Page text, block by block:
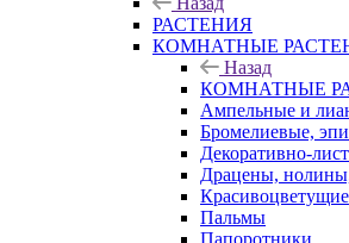
РАСТЕНИЯ
КОМНАТНЫЕ
Назад
КОМНАТНЫЕ
Ампельные и
Бромелиевые,
Декоративно-
Драцены,
Красивоцветущие
Пальмы
Папоротники